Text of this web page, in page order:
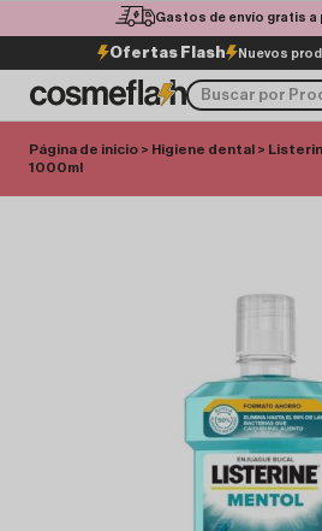
Gastos de envío gratis a
Ofertas Flash Nuevos
Página de inicio > Higiene dental >
1000ml